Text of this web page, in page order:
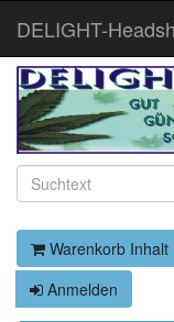
Warenkorb Inhalt
Anmelden
DELIGHT-